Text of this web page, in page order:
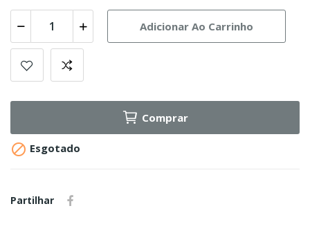
Adicionar Ao Carrinho
Comprar
 Esgotado
Partilhar